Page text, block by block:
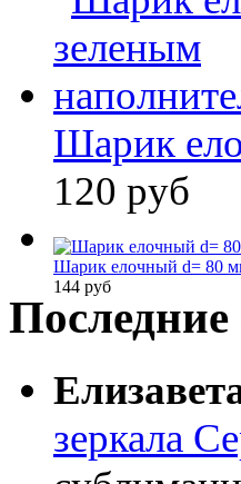
Шарик
120 руб
Шарик елочный d= 80
144 руб
зеркала